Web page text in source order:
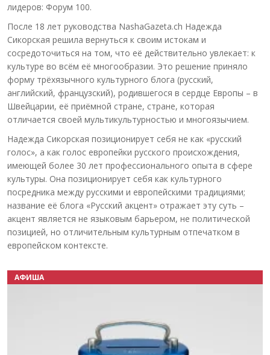
лидеров: Форум 100.
После 18 лет руководства NashaGazeta.ch Надежда
Сикорская решила вернуться к своим истокам и
сосредоточиться на том, что её действительно увлекает: к
культуре во всём её многообразии. Это решение приняло
форму трёхязычного культурного блога (русский,
английский, французский), родившегося в сердце Европы – в
Швейцарии, её приёмной стране, стране, которая
отличается своей мультикультурностью и многоязычием.
Надежда Сикорская позиционирует себя не как «русский
голос», а как голос европейки русского происхождения,
имеющей более 30 лет профессионального опыта в сфере
культуры. Она позиционирует себя как культурного
посредника между русскими и европейскими традициями;
название её блога «Русский акцент» отражает эту суть –
акцент является не языковым барьером, не политической
позицией, но отличительным культурным отпечатком в
европейском контексте.
АФИША